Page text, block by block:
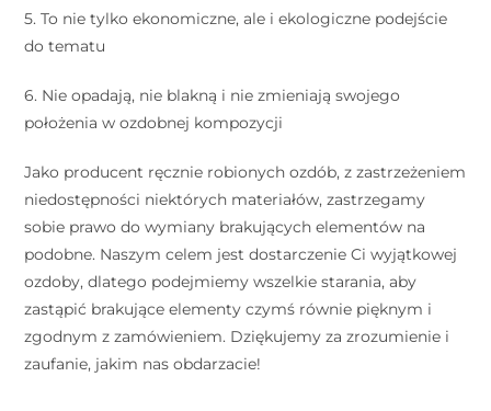
5. To nie tylko ekonomiczne, ale i ekologiczne podejście
do tematu
6. Nie opadają, nie blakną i nie zmieniają swojego
położenia w ozdobnej kompozycji ⠀ ⠀
Jako producent ręcznie robionych ozdób, z zastrzeżeniem
niedostępności niektórych materiałów, zastrzegamy
sobie prawo do wymiany brakujących elementów na
podobne. Naszym celem jest dostarczenie Ci wyjątkowej
ozdoby, dlatego podejmiemy wszelkie starania, aby
zastąpić brakujące elementy czymś równie pięknym i
zgodnym z zamówieniem. Dziękujemy za zrozumienie i
zaufanie, jakim nas obdarzacie!